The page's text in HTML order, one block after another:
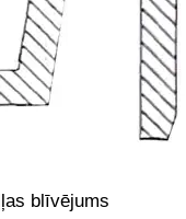
blīvējums